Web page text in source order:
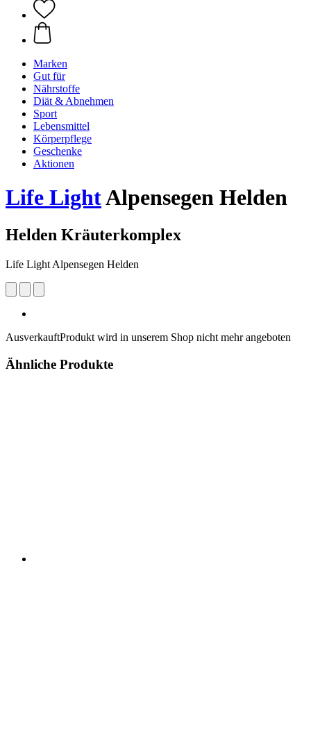
Marken
Gut für
Nährstoffe
Diät & Abnehmen
Sport
Lebensmittel
Körperpflege
Geschenke
Aktionen
Life LightAlpensegen Helden
Helden Kräuterkomplex
Life Light Alpensegen Helden
AusverkauftProdukt wird in unserem Shop nicht mehr angeboten
Ähnliche Produkte